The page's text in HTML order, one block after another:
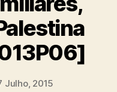
Julho, 2015